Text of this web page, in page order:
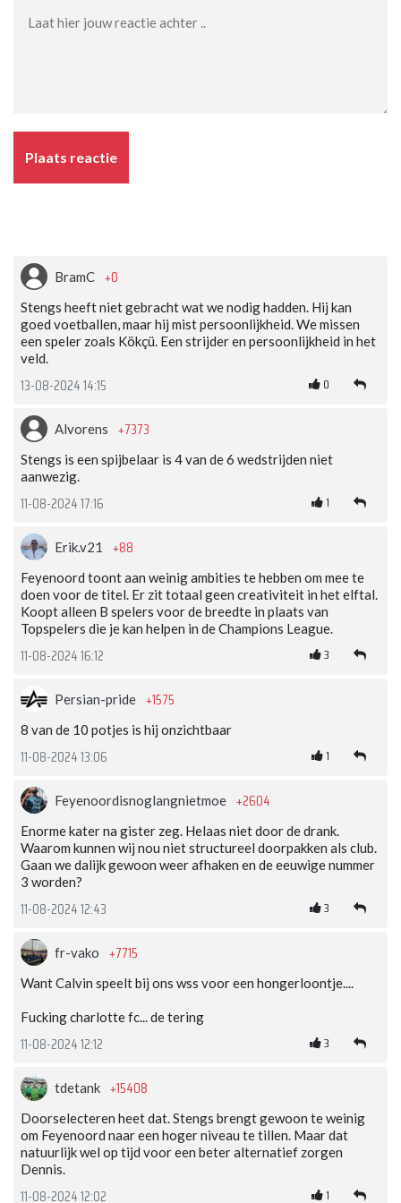
Plaats reactie
BramC +0
Stengs heeft niet gebracht wat we nodig hadden. Hij kan
goed voetballen, maar hij mist persoonlijkheid. We missen
een speler zoals Kökçü. Een strijder en persoonlijkheid in het
veld.
13-08-2024 14:15 0
Alvorens +7373
Stengs is een spijbelaar is 4 van de 6 wedstrijden niet
aanwezig.
11-08-2024 17:16 1
Erik.v21 +88
Feyenoord toont aan weinig ambities te hebben om mee te
doen voor de titel. Er zit totaal geen creativiteit in het elftal.
Koopt alleen B spelers voor de breedte in plaats van
Topspelers die je kan helpen in de Champions League.
11-08-2024 16:12 3
Persian-pride +1575
8 van de 10 potjes is hij onzichtbaar
11-08-2024 13:06 1
Feyenoordisnoglangnietmoe +2604
Enorme kater na gister zeg. Helaas niet door de drank.
Waarom kunnen wij nou niet structureel doorpakken als club.
Gaan we dalijk gewoon weer afhaken en de eeuwige nummer
3 worden?
11-08-2024 12:43 3
fr-vako +7715
Want Calvin speelt bij ons wss voor een hongerloontje....
Fucking charlotte fc... de tering
11-08-2024 12:12 3
tdetank +15408
Doorselecteren heet dat. Stengs brengt gewoon te weinig
om Feyenoord naar een hoger niveau te tillen. Maar dat
natuurlijk wel op tijd voor een beter alternatief zorgen
Dennis.
11-08-2024 12:02 1